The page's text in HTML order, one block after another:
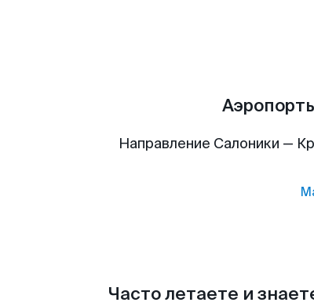
Направление Салоники —
Часто летаете и